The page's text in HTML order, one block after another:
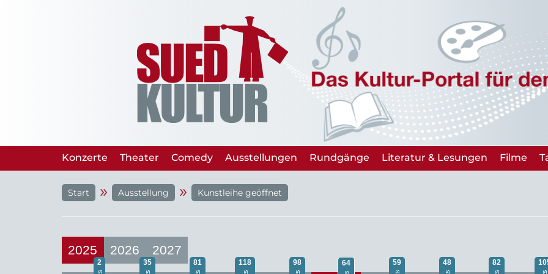
Konzerte Theater Comedy Ausstellungen Rundgänge Literatur & Lesungen Filme
Start » Ausstellung » Kunstleihe geöffnet
2025 2026 2027
2 35 81 118 98 64 59 48 82